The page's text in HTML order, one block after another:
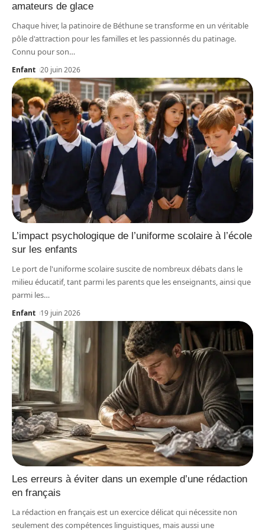
amateurs de glace
Chaque hiver, la patinoire de Béthune se transforme en un véritable
pôle d'attraction pour les familles et les passionnés du patinage.
Connu pour son…
Enfant 20 juin 2026
L’impact psychologique de l’uniforme scolaire à l’école
sur les enfants
Le port de l'uniforme scolaire suscite de nombreux débats dans le
milieu éducatif, tant parmi les parents que les enseignants, ainsi que
parmi les…
Enfant 19 juin 2026
Les erreurs à éviter dans un exemple d’une rédaction
en français
La rédaction en français est un exercice délicat qui nécessite non
seulement des compétences linguistiques, mais aussi une